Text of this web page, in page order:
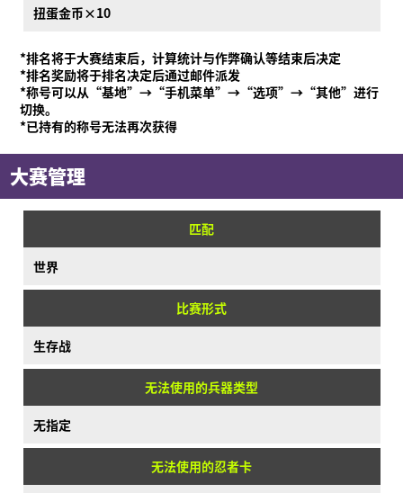
扭蛋金币×10
*排名将于大赛结束后，计算统计与作弊确认等结束后决定
*排名奖励将于排名决定后通过邮件派发
*称号可以从“基地”→“手机菜单”→“选项”→“其他”进行
切换。
*已持有的称号无法再次获得
大赛管理
匹配
世界
比赛形式
生存战
无法使用的兵器类型
无指定
无法使用的忍者卡